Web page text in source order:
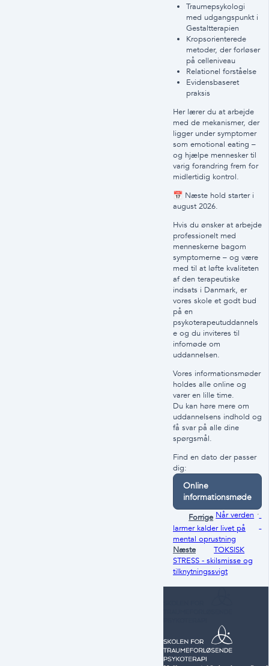
Traumepsykologi
med udgangspunkt i
Gestaltterapien
Kropsorienterede
metoder, der forløser
på celleniveau
Relationel forståelse
Evidensbaseret
praksis
Her lærer du at arbejde
med de mekanismer, der
ligger under symptomer
som emotional eating –
og hjælpe mennesker til
varig forandring frem for
midlertidig kontrol.
📅 Næste hold starter i
august 2026.
Hvis du ønsker at arbejde
professionelt med
menneskerne bagom
symptomerne – og være
med til at løfte kvaliteten
af den terapeutiske
indsats i Danmark, er
vores skole et godt bud
på en
psykoterapeutuddannels
e og du inviteres til
infomøde om
uddannelsen.
Vores informationsmøder
holdes alle online og
varer en lille time.
Du kan høre mere om
uddannelsens indhold og
få svar på alle dine
spørgsmål.
Find en dato der passer
dig:
Online
informationsmøde
Forrige Når verden
larmer kalder livet på
mental oprustning
Næste
TOKSISK
STRESS - skilsmisse og
tilknytningssvigt